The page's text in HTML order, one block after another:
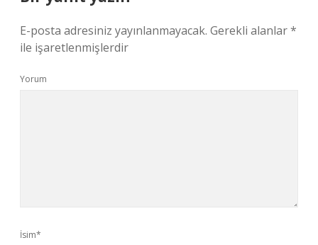
E-posta adresiniz yayınlanmayacak. Gerekli alanlar*
ile işaretlenmişlerdir
Yorum
İsim*